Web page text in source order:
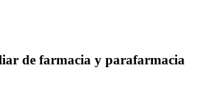
de farmacia y parafarmacia